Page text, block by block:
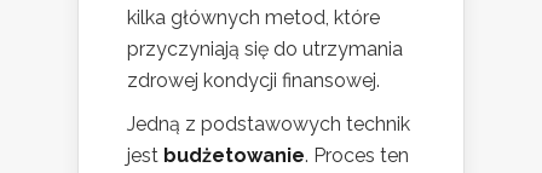
kilka głównych metod, które
przyczyniają się do utrzymania
zdrowej kondycji finansowej.
Jedną z podstawowych technik
jest budżetowanie. Proces ten